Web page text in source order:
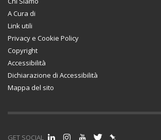
A Cura di
Link utili
Privacy e Cookie Policy
Copyright
Accessibilità
Dichiarazione di Accessibilità
Mappa del sito
GET SOCIAL